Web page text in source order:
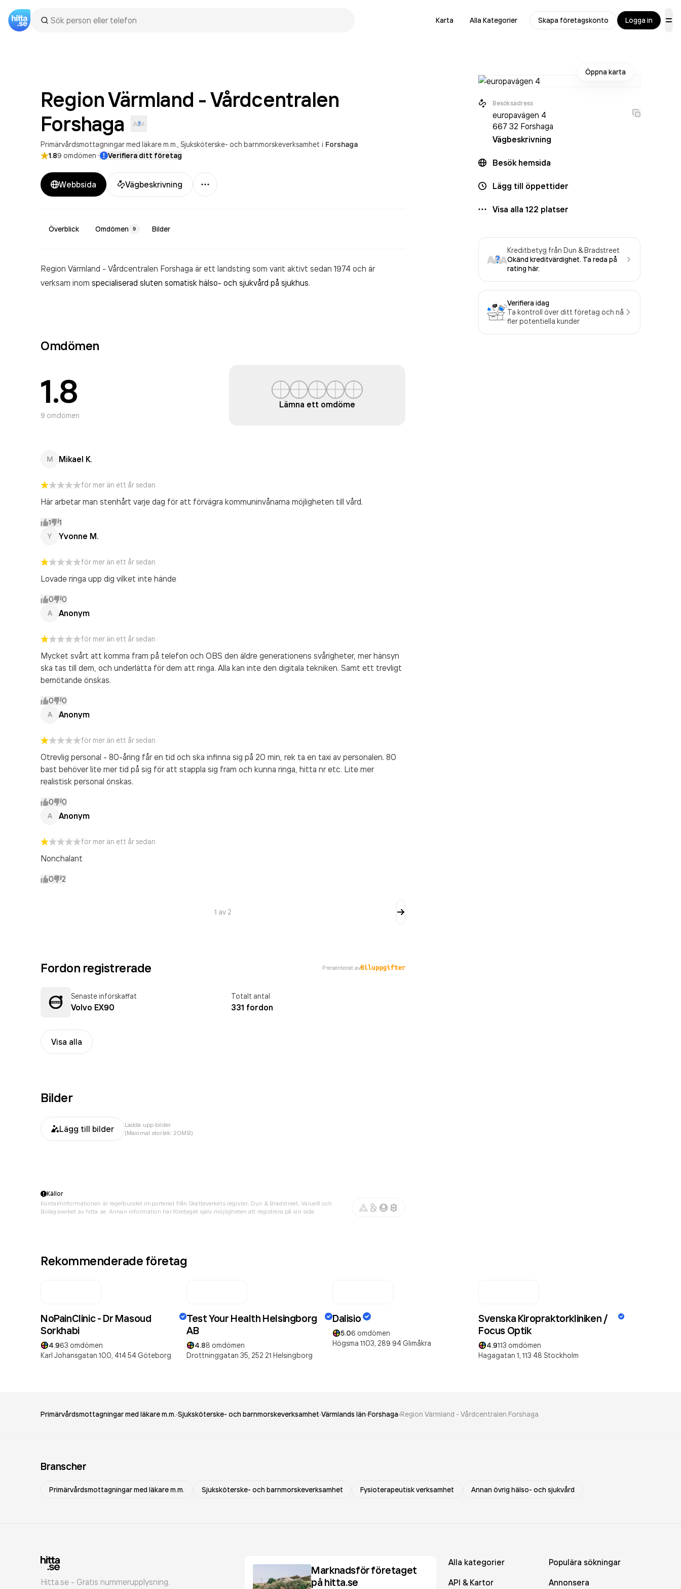
Karta Alla Kategorier Skapa företagskonto Logga in
Region Värmland - Vårdcentralen
Forshaga
Primärvårdsmottagningar med läkare m.m. Sjuksköterske- och barnmorskeverksamhet i Forshaga
1.89 omdömen· Verifiera ditt företag
Webbsida Vägbeskrivning
Mer
Överblick Omdömen 9 Bilder
Region Värmland - Vårdcentralen Forshaga är ett landsting som varit aktivt sedan 1974 och är
verksam inom specialiserad sluten somatisk hälso- och sjukvård på sjukhus.
Omdömen
1.8
9 omdömen
Lämna ett omdöme
M Mikael K.
för mer än ett år sedan
Här arbetar man stenhårt varje dag för att förvägra kommuninvånarna möjligheten till vård.
1 1
Y Yvonne M.
för mer än ett år sedan
Lovade ringa upp dig vilket inte hände
0 0
A Anonym
för mer än ett år sedan
Mycket svårt att komma fram på telefon och OBS den äldre generationens svårigheter, mer hänsyn
ska tas till dem, och underlätta för dem att ringa. Alla kan inte den digitala tekniken. Samt ett trevligt
bemötande önskas.
0 0
A Anonym
för mer än ett år sedan
Otrevlig personal - 80-åring får en tid och ska infinna sig på 20 min, rek ta en taxi av personalen. 80
bast behöver lite mer tid på sig för att stappla sig fram och kunna ringa, hitta nr etc. Lite mer
realistisk personal önskas.
0 0
A Anonym
för mer än ett år sedan
Nonchalant
0 2
1 av 2
Fordon registrerade Presenterat av
Senaste införskaffat
Volvo EX90
Totalt antal
331 fordon
Visa alla
Bilder
Lägg till bilder
Ladda upp bilder
(Maximal storlek: 20MB)
Öppna karta
Besöksadress
europavägen 4
667 32 Forshaga
Vägbeskrivning
Besök hemsida
Lägg till öppettider
Visa alla 122 platser
Kreditbetyg från Dun & Bradstreet
Okänd kreditvärdighet. Ta reda på
rating här.
Verifiera idag
Ta kontroll över ditt företag och nå
fler potentiella kunder
Källor
Kontaktinformationen är regelbundet importerad från Skatteverkets register, Dun & Bradstreet, Value8 och
Bolagsverket av hitta.se. Annan information har företaget själv möjligheten att registrera på sin sida.
Rekommenderade företag
NoPainClinic - Dr Masoud
Sorkhabi
4.963 omdömen
Karl Johansgatan 100, 414 54 Göteborg
Test Your Health Helsingborg
AB
4.88 omdömen
Drottninggatan 35, 252 21 Helsingborg
Dalisio
5.06 omdömen
Högsma 1103, 289 94 Glimåkra
Svenska Kiropraktorkliniken /
Focus Optik
4.9113 omdömen
Hagagatan 1, 113 48 Stockholm
Primärvårdsmottagningar med läkare m.m. Sjuksköterske- och barnmorskeverksamhet Värmlands län Forshaga Region Värmland - Vårdcentralen Forshaga
Branscher
Primärvårdsmottagningar med läkare m.m. Sjuksköterske- och barnmorskeverksamhet Fysioterapeutisk verksamhet Annan övrig hälso- och sjukvård
Hitta.se - Gratis nummerupplysning.
Marknadsför företaget
på hitta.se
Alla kategorier
Populära sökningar
API & Kartor
Annonsera